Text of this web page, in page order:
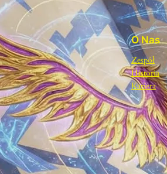
K
O
W
Y
S
Ł
A
W
J
A
O Nas
Zespół
Historia
Kariera